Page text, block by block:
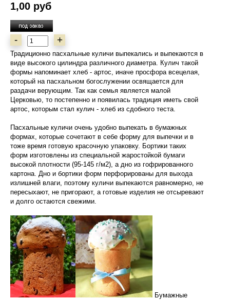
1,00 руб
- +
Традиционно пасхальные куличи выпекались и выпекаются в
виде высокого цилиндра различного диаметра. Кулич такой
формы напоминает хлеб - артос, иначе просфора всецелая,
который на пасхальном богослужении освящается для
раздачи верующим. Так как семья является малой
Церковью, то постепенно и появилась традиция иметь свой
артос, которым стал кулич - хлеб из сдобного теста.
Пасхальные куличи очень удобно выпекать в бумажных
формах, которые сочетают в себе форму для выпечки и в
тоже время готовую красочную упаковку. Бортики таких
форм изготовлены из специальной жаростойкой бумаги
высокой плотности (95-145 г/м2), а дно из гофрированного
картона. Дно и бортики форм перфорированы для выхода
излишней влаги, поэтому куличи выпекаются равномерно, не
пересыхают, не пригорают, а готовые изделия не отсыревают
и долго остаются свежими.
Бумажные